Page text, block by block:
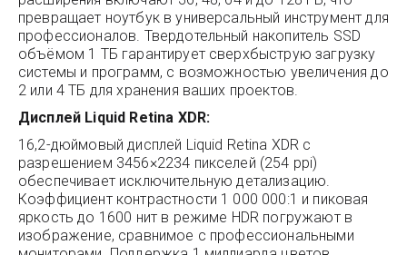
превращает ноутбук в универсальный инструмент для
профессионалов. Твердотельный накопитель SSD
объёмом 1 ТБ гарантирует сверхбыструю загрузку
системы и программ, с возможностью увеличения до
2 или 4 ТБ для хранения ваших проектов.
Дисплей Liquid Retina XDR:
16,2-дюймовый дисплей Liquid Retina XDR с
разрешением 3456×2234 пикселей (254 ppi)
обеспечивает исключительную детализацию.
Коэффициент контрастности 1 000 000:1 и пиковая
яркость до 1600 нит в режиме HDR погружают в
изображение, сравнимое с профессиональными